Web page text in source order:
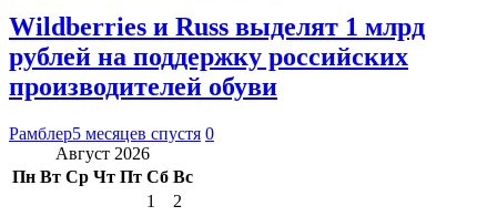
Wildberries и Russ выделят 1 млрд
рублей на поддержку российских
производителей обуви
Рамблер5 месяцев спустя 0
Август 2026
Пн Вт Ср Чт Пт Сб Вс
1
2